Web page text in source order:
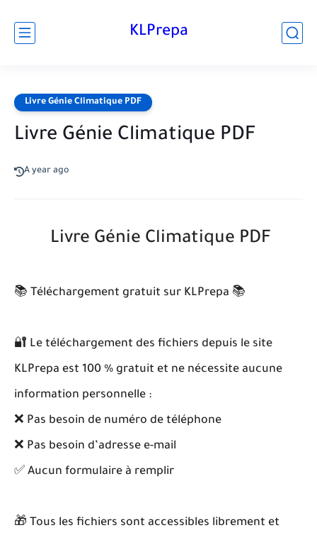
KLPrepa
Livre Génie Climatique PDF
Livre Génie Climatique PDF
A year ago
Livre Génie Climatique PDF
📚 Téléchargement gratuit sur KLPrepa 📚
🔐 Le téléchargement des fichiers depuis le site
KLPrepa est 100 % gratuit et ne nécessite aucune
information personnelle :
❌ Pas besoin de numéro de téléphone
❌ Pas besoin d’adresse e-mail
✅ Aucun formulaire à remplir
🎁 Tous les fichiers sont accessibles librement et